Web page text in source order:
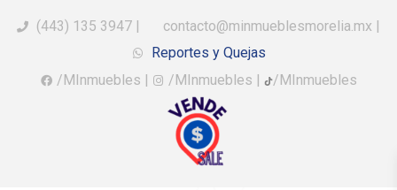
(443) 135 3947 | contacto@minmueblesmorelia.mx |
Reportes y Quejas
/MInmuebles | /MInmuebles | /MInmuebles